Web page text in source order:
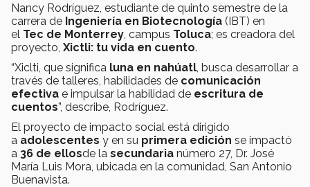
Nancy Rodríguez, estudiante de quinto semestre de la
carrera de Ingeniería en Biotecnología (IBT) en
el Tec de Monterrey , campus Toluca; es creadora del
proyecto, Xictli: tu vida en cuento.
“Xiclti, que significa luna en nahúatl , busca desarrollar a
través de talleres, habilidades de comunicación
efectiva e impulsar la habilidad de escritura de
cuentos”, describe, Rodríguez.
El proyecto de impacto social está dirigido
a adolescentes y en su primera edición se impactó
a 36 de ellosde la secundaria número 27, Dr. José
María Luis Mora, ubicada en la comunidad, San Antonio
Buenavista.